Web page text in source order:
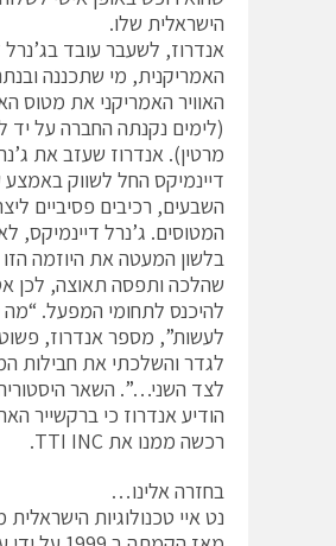
הישראלית שלו.
אנדרוז, לשעבר עובד בג’נרל
האמריקנית, מי שתכננה
(לימים נקנתה החברה על יד
מרטין). אנדרוז שעזב את
דיינמיקס החל לשווק באמצע
השבעים, רכיבים פסיביים
המטוסים. ג’נרל דיינמיקס,
בלשון המעטה את היוזמה
שהלכה ותפסה תאוצה, לכן
להיכנס לתחומי המפעל. “מה
לעשות”, מספר אנדרוז,
לגדר והשלכתי את חבילות
הודיע אנדרוז כי ברקשייר
רכשה ממנו את TTI INC.
בחזרה אלינו…
נט איי טכנולוגיות הישראלית